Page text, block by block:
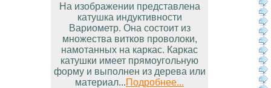
На изображении представлена
катушка индуктивности
Вариометр. Она состоит из
множества витков проволоки,
намотанных на каркас. Каркас
катушки имеет прямоугольную
форму и выполнен из дерева или
материал...Подробнее...